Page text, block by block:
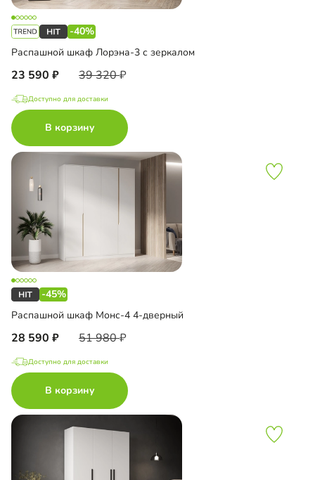
-40%
Распашной шкаф Лорэна-3 с зеркалом
23 590 39 320
Доступно для доставки
В корзину
-45%
Распашной шкаф Монс-4 4-дверный
28 590 51 980
Доступно для доставки
В корзину